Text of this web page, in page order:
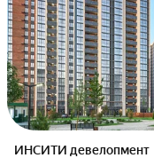
ИНСИТИ девелопмент